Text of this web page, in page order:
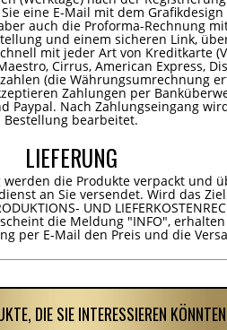
eine E-Mail mit dem
auch die Proforma-Rechnung
und einem sicheren Link,
mit jeder Art von Kreditkarte
Cirrus, American Express,
(die Währungsumrechnung
Zahlungen per
Paypal. Nach Zahlungseingang
Bestellung bearbeitet.
LIEFERUNG
die Produkte verpackt und
an Sie versendet. Wird das
UND
die Meldung "INFO", erhalten
per E-Mail den Preis und die
DIE SIE INTERESSIEREN